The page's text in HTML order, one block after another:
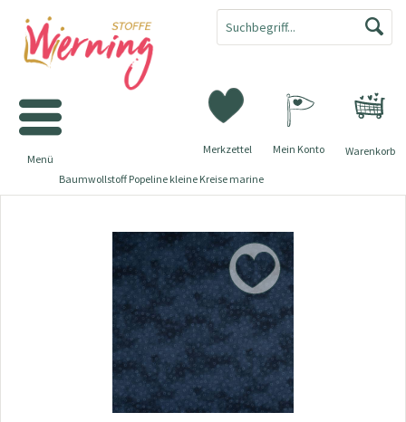
Warenkorb
Merkzettel Mein Konto
Menü
Baumwollstoff Popeline kleine Kreise marine